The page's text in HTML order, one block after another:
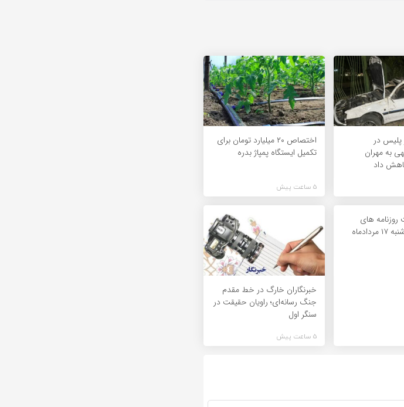
در
به مهران
داد
اختصاص ۲۰ میلیارد تومان برای
تکمیل ایستگاه پمپاژ بدره
5 ساعت پیش
های
خبرنگاران خارگ در خط مقدم
جنگ رسانه‌ای؛ راویان حقیقت در
سنگر اول
5 ساعت پیش